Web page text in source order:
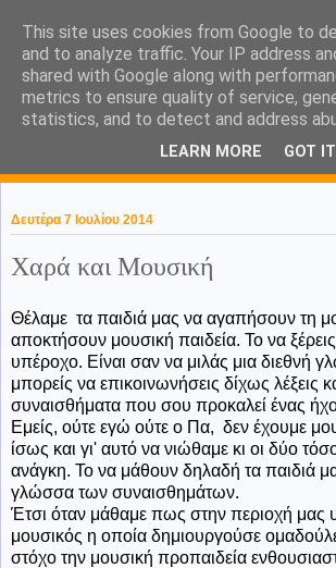
KaPa. Me without
without a biscuit!
Δευτέρα 7 Ιουλίου 2014
Χαρά και Μουσική
Θέλαμε τα παιδιά μας να αγαπήσουν τη
αποκτήσουν μουσική παιδεία. Το να ξέρεις
υπέροχο. Είναι σαν να μιλάς μια διεθνή
μπορείς να επικοινωνήσεις δίχως λέξεις
συναισθήματα που σου προκαλεί ένας
Εμείς, ούτε εγώ ούτε ο Πα, δεν έχουμε
ίσως και γι' αυτό να νιώθαμε κι οι δύο
ανάγκη. Το να μάθουν δηλαδή τα παιδιά
γλώσσα των συναισθημάτων.
Έτσι όταν μάθαμε πως στην περιοχή μας
μουσικός η οποία δημιουργούσε
στόχο την μουσική προπαιδεία
This site uses cookies from Google to
and to analyze traffic. Your IP address
shared with Google along with
metrics to ensure quality of service,
statistics, and to detect and address
LEARN MORE GOT IT